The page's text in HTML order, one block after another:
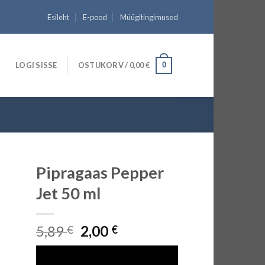
Esileht E-pood Müügitingimused
LOGI SISSE OSTUKORV / 0,00€ 0
Pipragaas Pepper
Jet 50 ml
5,89€ Algne
hind
2,00 €Current
price